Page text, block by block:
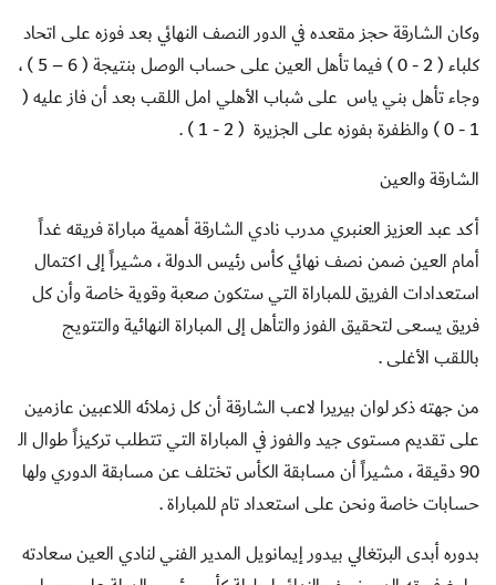
وكان الشارقة حجز مقعده في الدور النصف النهائي بعد فوزه على اتحاد
كلباء ( 2 - 0 ) فيما تأهل العين على حساب الوصل بنتيجة ( 6 – 5 ) ،
وجاء تأهل بني ياس على شباب الأهلي امل اللقب بعد أن فاز عليه (
1 - 0 ) والظفرة بفوزه على الجزيرة ( 2 - 1 ) .
الشارقة والعين
أكد عبد العزيز العنبري مدرب نادي الشارقة أهمية مباراة فريقه غداً
أمام العين ضمن نصف نهائي كأس رئيس الدولة ، مشيراً إلى اكتمال
استعدادات الفريق للمباراة التي ستكون صعبة وقوية خاصة وأن كل
فريق يسعى لتحقيق الفوز والتأهل إلى المباراة النهائية والتتويج
باللقب الأغلى .
من جهته ذكر لوان بيريرا لاعب الشارقة أن كل زملائه اللاعبين عازمين
على تقديم مستوى جيد والفوز في المباراة التي تتطلب تركيزاً طوال الـ
90 دقيقة ، مشيراً أن مسابقة الكأس تختلف عن مسابقة الدوري ولها
حسابات خاصة ونحن على استعداد تام للمباراة .
بدوره أبدى البرتغالي بيدور إيمانويل المدير الفني لنادي العين سعادته